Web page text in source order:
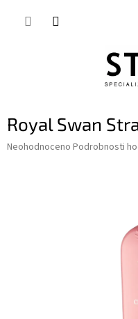
Royal Swan
Průměrné
Neohodnoceno Podrobnosti